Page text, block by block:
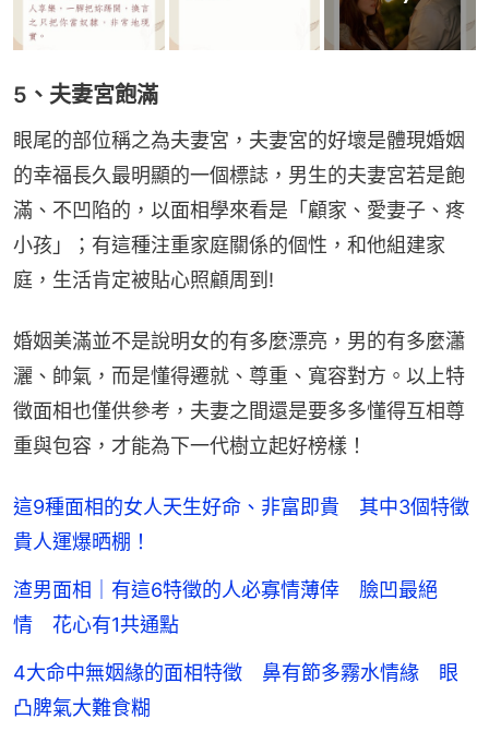
5、夫妻宮飽滿
眼尾的部位稱之為夫妻宮，夫妻宮的好壞是體現婚姻
的幸福長久最明顯的一個標誌，男生的夫妻宮若是飽
滿、不凹陷的，以面相學來看是「顧家、愛妻子、疼
小孩」；有這種注重家庭關係的個性，和他組建家
庭，生活肯定被貼心照顧周到!
婚姻美滿並不是說明女的有多麼漂亮，男的有多麼瀟
灑、帥氣，而是懂得遷就、尊重、寬容對方。以上特
徵面相也僅供參考，夫妻之間還是要多多懂得互相尊
重與包容，才能為下一代樹立起好榜樣！
這9種面相的女人天生好命、非富即貴 其中3個特徵
貴人運爆晒棚！
渣男面相｜有這6特徵的人必寡情薄倖 臉凹最絕
情 花心有1共通點
4大命中無姻緣的面相特徵 鼻有節多霧水情緣 眼
凸脾氣大難食糊